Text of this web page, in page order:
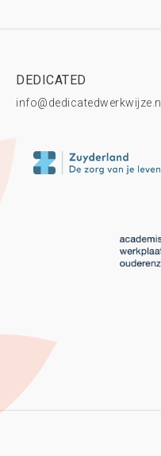
DEDICATED
info@dedicatedwerkwijze.nl